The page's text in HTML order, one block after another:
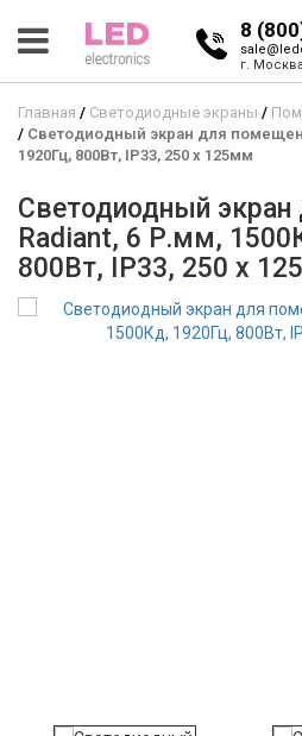
8
г. Москва
Главная Светодиодные экраны
Светодиодный экран для
1920Гц, 800Вт, IP33, 250 x 125мм
Светодиодный
Radiant, 6 Р.мм,
800Вт, IP33, 250 x